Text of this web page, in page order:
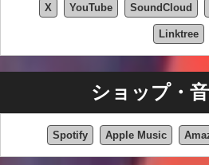
X YouTube SoundCloud
Linktree
ショップ・
Spotify Apple Music